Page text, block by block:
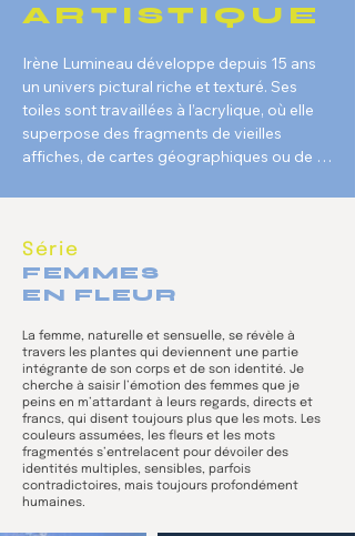
ARTISTIQUE
Irène Lumineau développe depuis 15 ans
un univers pictural riche et texturé. Ses
toiles sont travaillées à l’acrylique, où elle
superpose des fragments de vieilles
affiches, de cartes géographiques ou de
joue avec les pochoirs et les mots, créant
chaque couche devient un fragment de
récit ou d’identité. Le jeu de matière donne
à chaque toile une présence tactile,
Inspirée par l’art naïf, l’univers de
l’illustration jeunesse et du graphisme, elle
intègre souvent des motifs floraux,
végétaux, des éléments typographiques,
tantôt visibles, tantôt dissimulés. Ces
détails apportent une dimension ludique et
poétique à ses compositions.
Série
FEMMES
EN FLEUR
La femme, naturelle et sensuelle, se révèle à
travers les plantes qui deviennent une partie
intégrante de son corps et de son identité. Je
cherche à saisir l’émotion des femmes que je
peins en m’attardant à leurs regards, directs et
francs, qui disent toujours plus que les mots. Les
couleurs assumées, les fleurs et les mots
fragmentés s’entrelacent pour dévoiler des
identités multiples, sensibles, parfois
contradictoires, mais toujours profondément
humaines.